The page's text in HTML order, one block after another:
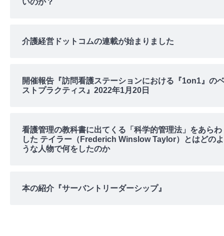
いのか？
介護経営ドットコムの連載が始まりました
開催報告『訪問看護ステーションにおける『1on1』の
ストプラクティス』2022年1月20日
看護管理の教科書に出てくる「科学的管理法」をあらわ
した テイラー（Frederich Winslow Taylor）とはどのよ
うな人物で何をしたのか
本の紹介『サーバントリーダーシップ』